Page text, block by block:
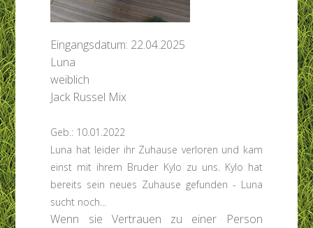
Eingangsdatum: 22.04.2025
Luna
weiblich
Jack Russel Mix
Geb.: 10.01.2022
Luna hat leider ihr Zuhause verloren und kam
einst mit ihrem Bruder Kylo zu uns. Kylo hat
bereits sein neues Zuhause gefunden - Luna
sucht noch...
Wenn sie Vertrauen zu einer Person